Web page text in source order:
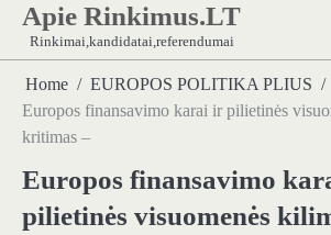
Skip
content
Apie Rinkimus.LT
Rinkimai,kandidatai,referendumai
Home
EUROPOS POLITIKA PLIUS
Europos finansavimo karai ir pilietinės
kritimas –
Europos finansavimo
pilietinės visuomenės